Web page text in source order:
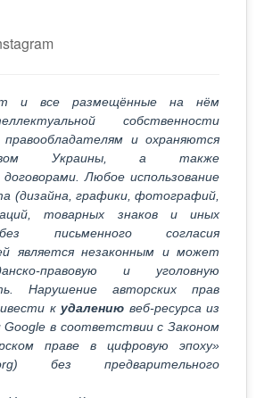
и все размещённые на нём
собственности
и охраняются
Украины, а также
Любое использование
(дизайна, графики, фотографий,
товарных знаков и иных
письменного согласия
является незаконным и может
правовую и уголовную
Нарушение авторских прав
к удалению веб-ресурса из
Google в соответствии с Законом
праве в цифровую эпоху»
без предварительного